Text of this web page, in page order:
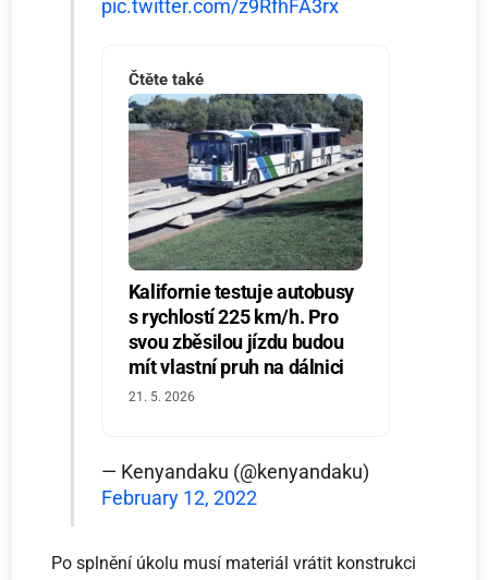
pic.twitter.com/z9RfhFA3rx
Čtěte také
Kalifornie testuje autobusy
s rychlostí 225 km/h. Pro
svou zběsilou jízdu budou
mít vlastní pruh na dálnici
21. 5. 2026
— Kenyandaku (@kenyandaku)
February 12, 2022
Po splnění úkolu musí materiál vrátit konstrukci